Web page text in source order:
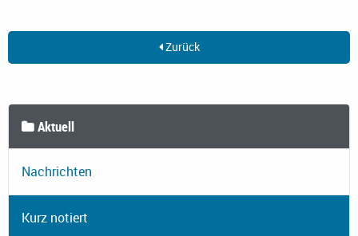
Zurück
Aktuell
Nachrichten
Kurz notiert